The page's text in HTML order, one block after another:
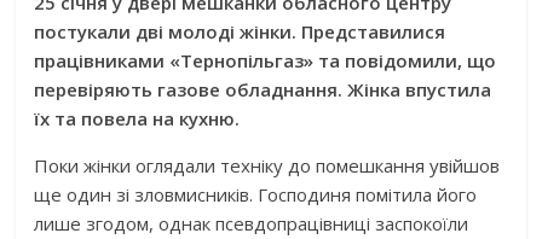
постукали дві молоді жінки. Представилися
працівниками «Тернопільгаз» та повідомили, що
перевіряють газове обладнання. Жінка впустила
їх та повела на кухню.
Поки жінки оглядали техніку до помешкання увійшов
ще один зі зловмисників. Господиня помітила його
лише згодом, однак псевдопрацівниці заспокоїли